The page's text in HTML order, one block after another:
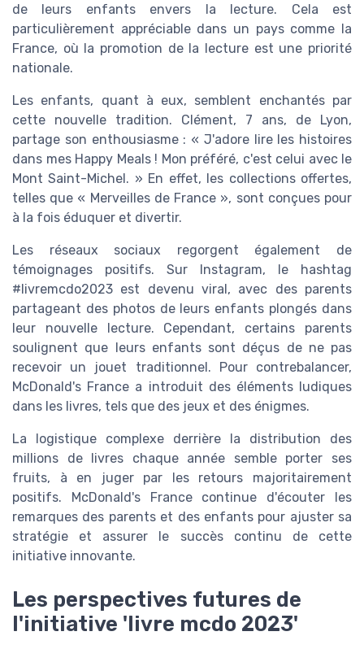
de leurs enfants envers la lecture. Cela est
particulièrement appréciable dans un pays comme la
France, où la promotion de la lecture est une priorité
nationale.
Les enfants, quant à eux, semblent enchantés par
cette nouvelle tradition. Clément, 7 ans, de Lyon,
partage son enthousiasme : « J'adore lire les histoires
dans mes Happy Meals ! Mon préféré, c'est celui avec le
Mont Saint-Michel. » En effet, les collections offertes,
telles que « Merveilles de France », sont conçues pour
à la fois éduquer et divertir.
Les réseaux sociaux regorgent également de
témoignages positifs. Sur Instagram, le hashtag
#livremcdo2023 est devenu viral, avec des parents
partageant des photos de leurs enfants plongés dans
leur nouvelle lecture. Cependant, certains parents
soulignent que leurs enfants sont déçus de ne pas
recevoir un jouet traditionnel. Pour contrebalancer,
McDonald's France a introduit des éléments ludiques
dans les livres, tels que des jeux et des énigmes.
La logistique complexe derrière la distribution des
millions de livres chaque année semble porter ses
fruits, à en juger par les retours majoritairement
positifs. McDonald's France continue d'écouter les
remarques des parents et des enfants pour ajuster sa
stratégie et assurer le succès continu de cette
initiative innovante.
Les perspectives futures de
l'initiative 'livre mcdo 2023'